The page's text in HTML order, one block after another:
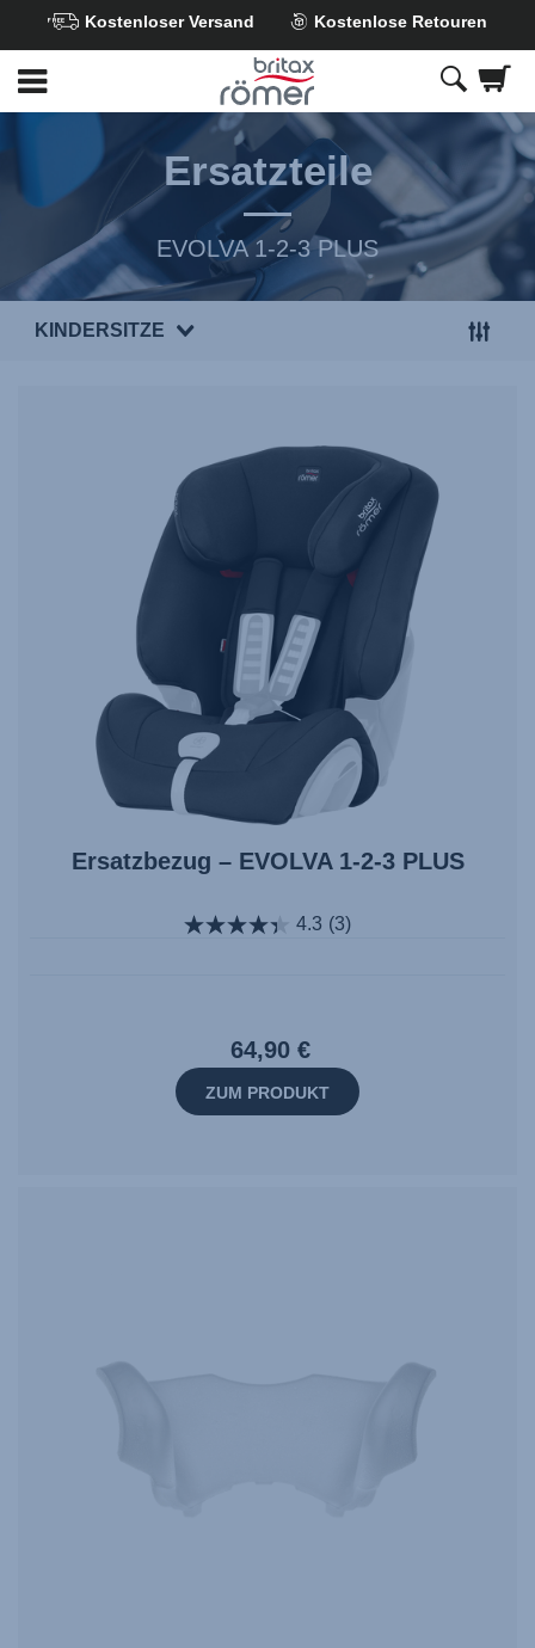
Hauptinhalt
springen
Kostenloser Versand Kostenlose Retouren
Ersatzteile
EVOLVA 1-2-3 PLUS
KINDERSITZE
Ersatzbezug – EVOLVA 1-2-3 PLUS
4.3 (3)
64,90 €
ZUM PRODUKT